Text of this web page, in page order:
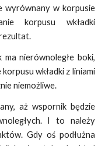
wyrównany w korpusie
korpusu wkładki
nierównoległe boki,
wkładki z liniami
niemożliwe.
aż wspornik będzie
I to należy
Gdy oś podłużna